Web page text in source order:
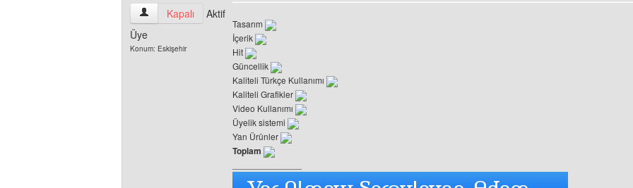
vosa-tr Kullanıcının profilini görüntüle
Kapalı
Aktif
Üye
Konum: Eskişehir
Tasarım
İçerik
Hit
Güncellik
Kaliteli Türkçe Kullanımı
Kaliteli Grafikler
Video Kullanımı
Üyelik sistemi
Yan Ürünler
Toplam